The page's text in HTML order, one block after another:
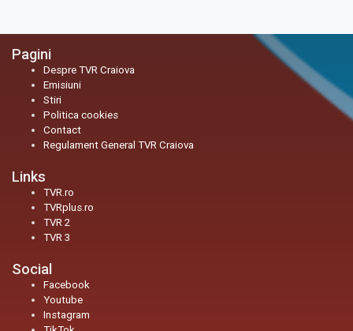
Pagini
Despre TVR Craiova
Emisiuni
Stiri
Politica cookies
Contact
Regulament General TVR Craiova
Links
TVR.ro
TVRplus.ro
TVR 2
TVR 3
Social
Facebook
Youtube
Instagram